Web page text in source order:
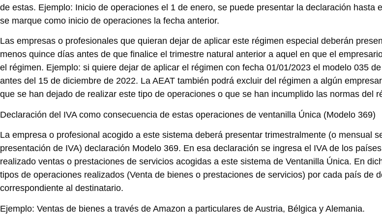
de estas. Ejemplo: Inicio de operaciones el 1 de enero, se puede presentar la declaración hasta
se marque como inicio de operaciones la fecha anterior.
Las empresas o profesionales que quieran dejar de aplicar este régimen especial deberán
menos quince días antes de que finalice el trimestre natural anterior a aquel en que el
el régimen. Ejemplo: si quiere dejar de aplicar el régimen con fecha 01/01/2023 el modelo 035
antes del 15 de diciembre de 2022. La AEAT también podrá excluir del régimen a algún
que se han dejado de realizar este tipo de operaciones o que se han incumplido las normas del
Declaración del IVA como consecuencia de estas operaciones de ventanilla Única (Modelo 369)
La empresa o profesional acogido a este sistema deberá presentar trimestralmente (o mensual
presentación de IVA) declaración Modelo 369. En esa declaración se ingresa el IVA de los
realizado ventas o prestaciones de servicios acogidas a este sistema de Ventanilla Única. En
tipos de operaciones realizados (Venta de bienes o prestaciones de servicios) por cada país de
correspondiente al destinatario.
Ejemplo: Ventas de bienes a través de Amazon a particulares de Austria, Bélgica y Alemania.